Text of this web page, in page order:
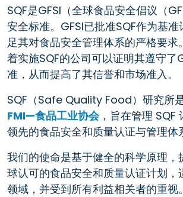
SQF是GFSI（全球食品安全倡议（
安全标准。GFSI已批准SQF作为基
足其对食品安全管理体系的严格要求
着实施SQF的公司可以证明其遵守了
准，从而提高了其信誉和市场准入。
SQF（Safe Quality Food）研究所
FMI—食品工业协会，旨在管理 SQF
领先的食品安全和质量认证与管理体
我们的使命是基于健全的科学原理，
球认可的食品安全和质量认证计划，
领域，并受到所有利益相关者的重视。